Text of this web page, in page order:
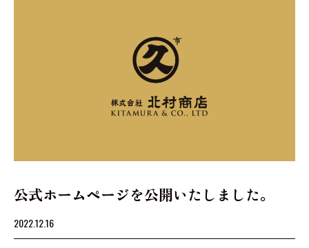
公式ホームページを公開いたしました。
2022.12.16